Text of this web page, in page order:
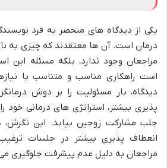
یکی از دیدگاه های منحصر به فرد
درمان است. آن ها معتقدند که چیزی به
مراجعان وجود ندارد، بلکه مسئله این
است راهکاری مناسب و متناسب با
دیدگاه، بار مسئولیت را بر دوش
پذیری بیشتر، استراتژی های درمانی خود
جلب مشارکت زوجین بیابد. این نگرش،
انعطاف پذیری بیشتر در جلسات
مراجعان به دلیل عدم پیشرفت جلوگیری